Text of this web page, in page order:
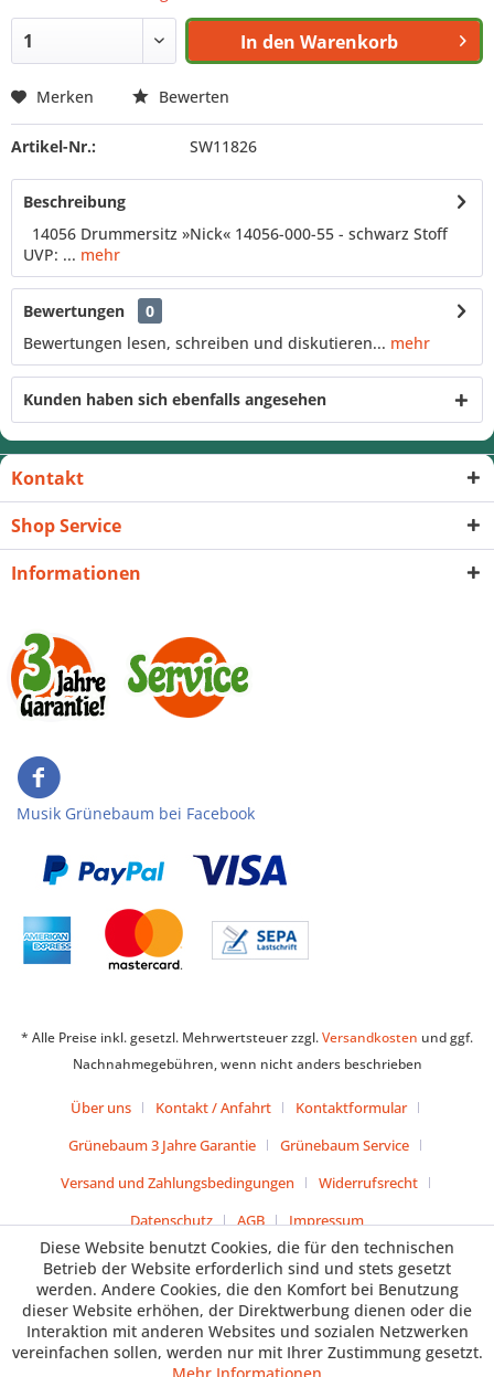
In den Warenkorb
Merken Bewerten
Artikel-Nr.: SW11826
Beschreibung
14056 Drummersitz »Nick« 14056-000-55 - schwarz Stoff
UVP: ... mehr
Bewertungen
0
Bewertungen lesen, schreiben und diskutieren... mehr
Kunden haben sich ebenfalls angesehen
Kontakt
Shop Service
Informationen
Musik Grünebaum bei Facebook
* Alle Preise inkl. gesetzl. Mehrwertsteuer zzgl.Versandkosten und ggf.
Nachnahmegebühren, wenn nicht anders beschrieben
Über uns Kontakt / Anfahrt
Kontaktformular
Grünebaum 3 Jahre Garantie
Grünebaum Service
Versand und Zahlungsbedingungen
Widerrufsrecht
Datenschutz
AGB Impressum
Diese Website benutzt Cookies, die für den technischen
Betrieb der Website erforderlich sind und stets gesetzt
werden. Andere Cookies, die den Komfort bei Benutzung
dieser Website erhöhen, der Direktwerbung dienen oder die
Interaktion mit anderen Websites und sozialen Netzwerken
vereinfachen sollen, werden nur mit Ihrer Zustimmung gesetzt.